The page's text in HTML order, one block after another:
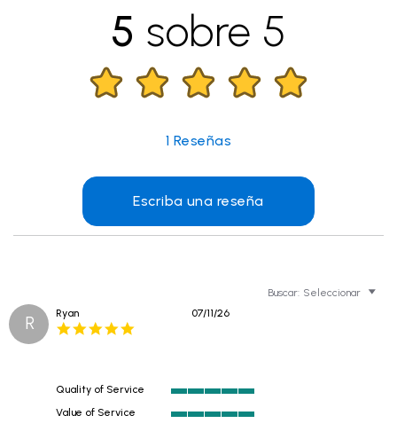
5 sobre 5
1 Reseñas
Escriba una reseña
Buscar: Seleccionar
R Ryan 07/11/26
Quality of Service
of
Value of Service